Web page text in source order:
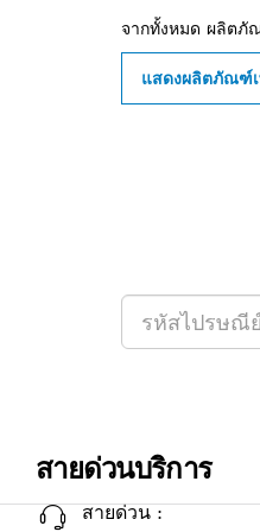
จากทั้งหมด ผลิตภั
แสดงผลิตภัณฑ์
สายด่วนบริการ
สายด่วน :